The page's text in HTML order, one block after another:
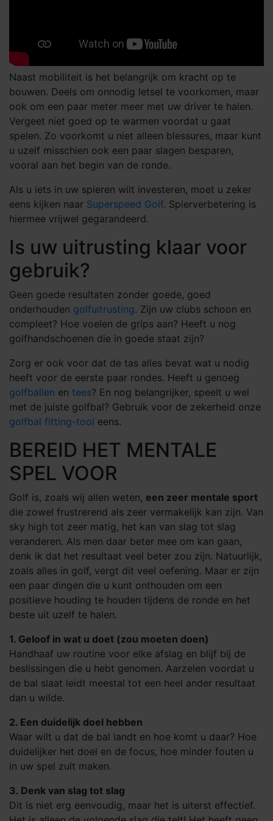
Naast mobiliteit is het belangrijk om kracht op te
bouwen. Deels om onnodig letsel te voorkomen, maar
ook om een paar meter meer met uw driver te halen.
Vergeet niet goed op te warmen voordat u gaat
spelen. Zo voorkomt u niet alleen blessures, maar kunt
u uzelf misschien ook een paar slagen besparen,
vooral aan het begin van de ronde.
Als u iets in uw spieren wilt investeren, moet u zeker
eens kijken naar Superspeed Golf. Spierverbetering is
hiermee vrijwel gegarandeerd.
Is uw uitrusting klaar voor
gebruik?
Geen goede resultaten zonder goede, goed
onderhouden golfuitrusting. Zijn uw clubs schoon en
compleet? Hoe voelen de grips aan? Heeft u nog
golfhandschoenen die in goede staat zijn?
Zorg er ook voor dat de tas alles bevat wat u nodig
heeft voor de eerste paar rondes. Heeft u genoeg
golfballen en tees? En nog belangrijker, speelt u wel
met de juiste golfbal? Gebruik voor de zekerheid onze
golfbal fitting-tool eens.
BEREID HET MENTALE
SPEL VOOR
Golf is, zoals wij allen weten, een zeer mentale sport
die zowel frustrerend als zeer vermakelijk kan zijn. Van
sky high tot zeer matig, het kan van slag tot slag
veranderen. Als men daar beter mee om kan gaan,
denk ik dat het resultaat veel beter zou zijn. Natuurlijk,
zoals alles in golf, vergt dit veel oefening. Maar er zijn
een paar dingen die u kunt onthouden om een
positieve houding te houden tijdens de ronde en het
beste uit uzelf te halen.
1. Geloof in wat u doet (zou moeten doen)
Handhaaf uw routine voor elke afslag en blijf bij de
beslissingen die u hebt genomen. Aarzelen voordat u
de bal slaat leidt meestal tot een heel ander resultaat
dan u wilde.
2. Een duidelijk doel hebben
Waar wilt u dat de bal landt en hoe komt u daar? Hoe
duidelijker het doel en de focus, hoe minder fouten u
in uw spel zult maken.
3. Denk van slag tot slag
Dit is niet erg eenvoudig, maar het is uiterst effectief.